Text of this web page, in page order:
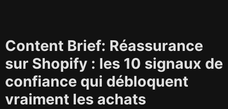
Content Brief: Réassurance
sur Shopify : les 10 signaux de
confiance qui débloquent
vraiment les achats